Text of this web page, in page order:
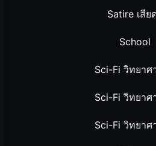
Satire เสีย
School
Sci-Fi วิทยาศ
Sci-Fi วิทยาศ
Sci-Fi วิทยาศ